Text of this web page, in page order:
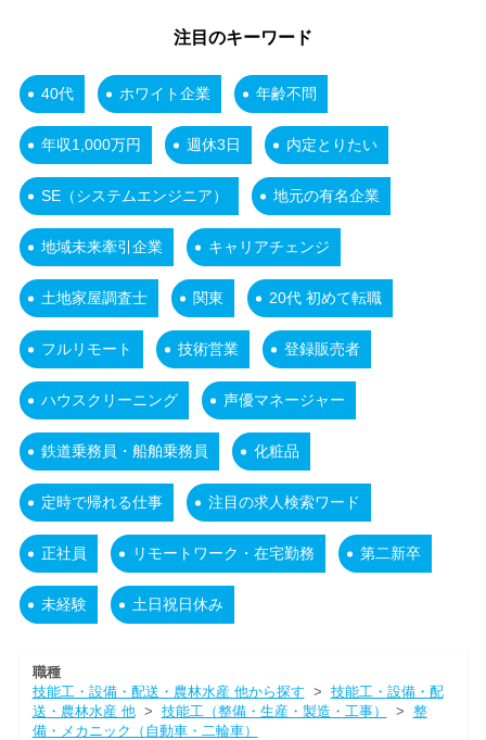
注目のキーワード
40代 ホワイト企業 年齢不問
年収1,000万円 週休3日 内定とりたい
SE（システムエンジニア） 地元の有名企業
地域未来牽引企業 キャリアチェンジ
土地家屋調査士 関東 20代 初めて転職
フルリモート 技術営業 登録販売者
ハウスクリーニング 声優マネージャー
鉄道乗務員・船舶乗務員 化粧品
定時で帰れる仕事 注目の求人検索ワード
正社員 リモートワーク・在宅勤務 第二新卒
未経験 土日祝日休み
職種
技能工・設備・配送・農林水産 他から探す > 技能工・設備・配
送・農林水産 他> 技能工（整備・生産・製造・工事） > 整
備・メカニック（自動車・二輪車）